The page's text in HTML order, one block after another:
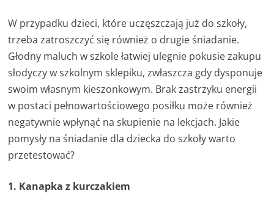
W przypadku dzieci, które uczęszczają już do szkoły,
trzeba zatroszczyć się również o drugie śniadanie.
Głodny maluch w szkole łatwiej ulegnie pokusie zakupu
słodyczy w szkolnym sklepiku, zwłaszcza gdy dysponuje
swoim własnym kieszonkowym. Brak zastrzyku energii
w postaci pełnowartościowego posiłku może również
negatywnie wpłynąć na skupienie na lekcjach. Jakie
pomysły na śniadanie dla dziecka do szkoły warto
przetestować?
1. Kanapka z kurczakiem